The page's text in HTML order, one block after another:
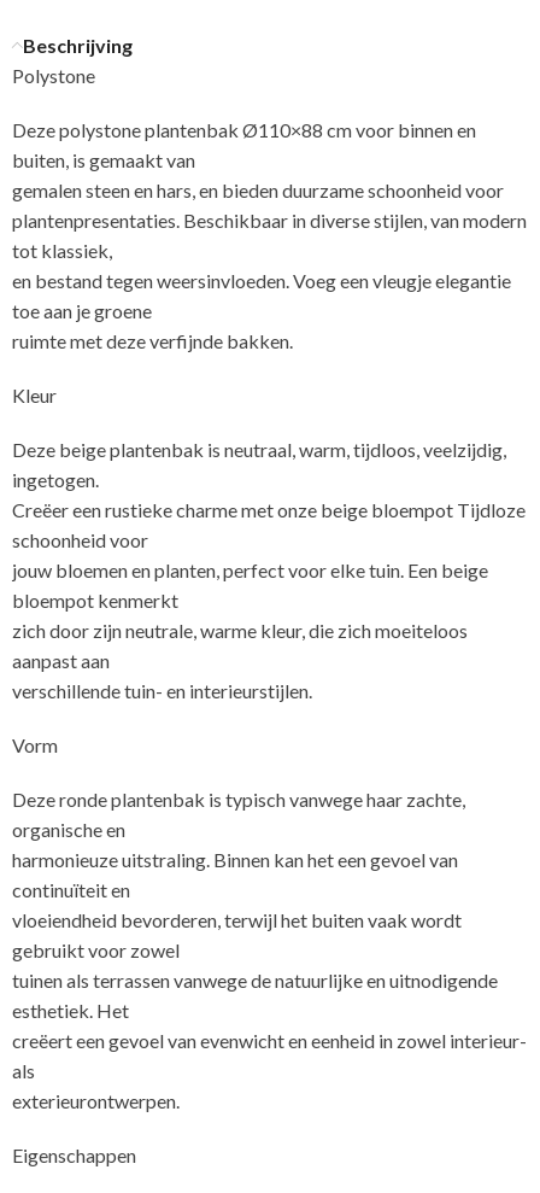
Beschrijving
Polystone
Deze polystone plantenbak Ø110×88 cm voor binnen en
buiten, is gemaakt van
gemalen steen en hars, en bieden duurzame schoonheid voor
plantenpresentaties. Beschikbaar in diverse stijlen, van modern
tot klassiek,
en bestand tegen weersinvloeden. Voeg een vleugje elegantie
toe aan je groene
ruimte met deze verfijnde bakken.
Kleur
Deze beige plantenbak is neutraal, warm, tijdloos, veelzijdig,
ingetogen.
Creëer een rustieke charme met onze beige bloempot Tijdloze
schoonheid voor
jouw bloemen en planten, perfect voor elke tuin. Een beige
bloempot kenmerkt
zich door zijn neutrale, warme kleur, die zich moeiteloos
aanpast aan
verschillende tuin- en interieurstijlen.
Vorm
Deze ronde plantenbak is typisch vanwege haar zachte,
organische en
harmonieuze uitstraling. Binnen kan het een gevoel van
continuïteit en
vloeiendheid bevorderen, terwijl het buiten vaak wordt
gebruikt voor zowel
tuinen als terrassen vanwege de natuurlijke en uitnodigende
esthetiek. Het
creëert een gevoel van evenwicht en eenheid in zowel interieur-
als
Eigenschappen